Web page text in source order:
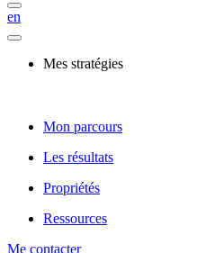
en
Mes stratégies
Mon parcours
Les résultats
Propriétés
Ressources
Me contacter